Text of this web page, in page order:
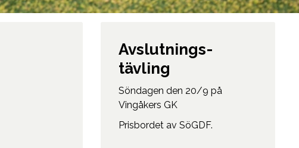
Avslutnings-
tävling
Söndagen den 20/9 på
Vingåkers GK
Prisbordet av SöGDF.